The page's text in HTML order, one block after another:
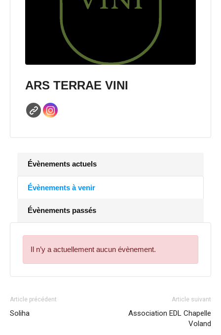
ARS TERRAE VINI
Évènements actuels
Évènements à venir
Évènements passés
Il n’y a actuellement aucun évènement.
Article précédent
Soliha
Article suivant
Association EDL Chapelle
Voland